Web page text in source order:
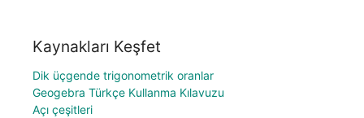
Kaynakları Keşfet
Dik üçgende trigonometrik oranlar
Geogebra Türkçe Kullanma Kılavuzu
Açı çeşitleri